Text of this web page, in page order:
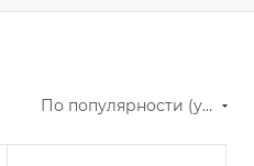
По популярности (убывание)